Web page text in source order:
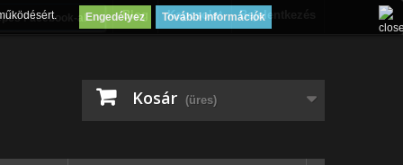
Bejelentkezés
Kapcsolat
Blog
Facebook-al
Kosár (üres)
Engedélyez További információk